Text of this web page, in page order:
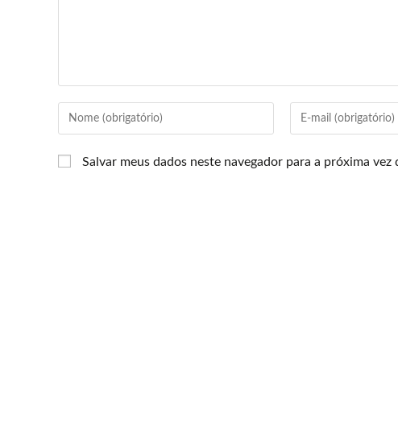
Salvar meus dados neste navegador para a próxima vez